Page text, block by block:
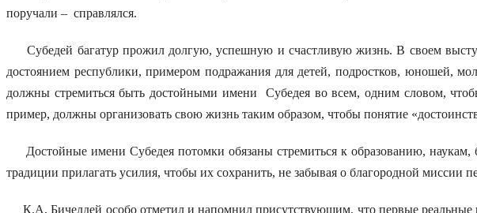
поручали – справлялся.
Субедей багатур прожил долгую, успешную и счастливую жизнь. В своем
достоянием республики, примером подражания для детей, подростков, юношей,
должны стремиться быть достойными имени Субедея во всем, одним словом,
пример, должны организовать свою жизнь таким образом, чтобы понятие
Достойные имени Субедея потомки обязаны стремиться к образованию, наукам,
традиции прилагать усилия, чтобы их сохранить, не забывая о благородной миссии
К.А. Бичелдей особо отметил и напомнил присутствующим, что первые реальные